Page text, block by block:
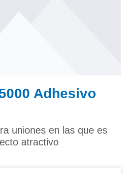
Adhesivo
uniones en las que es
atractivo